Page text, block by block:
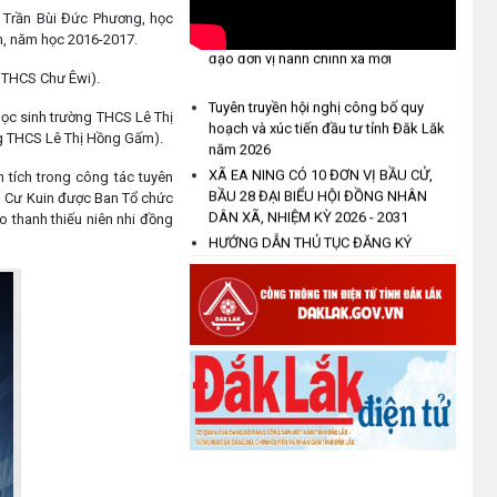
Bùi Đức Phương, học
năm học 2016-2017.
Chư Êwi).
sinh trường THCS Lê Thị
Lê Thị Hồng Gấm).
tích trong công tác tuyên
Kuin được Ban Tổ chức
thanh thiếu niên nhi đồng
HỘI NGHỊ GIÁM SÁT VỀ CÔNG
TÁC RÀ SOÁT HỘ NGHÈO, HỘ
(31/07/2026)
KỲ HỌP CHUYÊN ĐỀ LẦN THỨ
NHẤT HỘI ĐỒNG NHÂN DÂN XÃ
EA NING KHÓA V NHIỆM KỲ 2026
– 2031.
XÃ EA NING THAM DỰ HỘI NGHỊ
TOÀN QUỐC NGHIÊN CỨU, HỌC
TẬP, QUÁN TRIỆT VÀ TRIỂN KHAI
THỰC HIỆN NGHỊ QUYẾT HỘI
NGHỊ LẦN THỨ BA BAN CHẤP
HÀNH TRUNG ƯƠNG ĐẢNG
KHÓA XIV.
đạo đơn vị hành chính xã mới
hoạch và xúc tiến đầu tư tỉnh Đăk Lăk
năm 2026
XÃ EA NING CÓ 10 ĐƠN VỊ BẦU CỬ,
BẦU 28 ĐẠI BIỂU HỘI ĐỒNG NHÂN
DÂN XÃ, NHIỆM KỲ 2026 - 2031
HƯỚNG DẪN THỦ TỤC ĐĂNG KÝ
THÀNH LẬP HỘ KINH DOANH
Hướng dẫn thủ tục cấp phiếu lí lịch tư
pháp trực tuyến
Hướng dẫn thủ tục cấp giấy xác nhận
tình trạng hôn nhân trực tuyến
XÃ EA NING ĐƯA CÔNG NGHỆ
THÔNG TIN VÀO TRƯỜNG HỌC
KHOA HỌC CÔNG NGHỆ, CHUYỂN ĐỔI
SỐ TRONG CẢI CÁCH HÀNH CHÍNH
XÃ EA NING